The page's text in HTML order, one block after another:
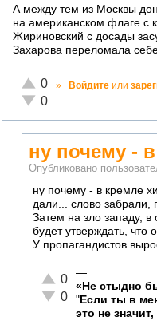
А между тем из Москвы
на американском флаге с
Жириновский с досады
Захарова переломала
Отлично!
0
Неадекватно!
0
» Войдите или
ну почему -
Опубликовано
ну почему - в кремле
дали... слово забрали,
Затем на зло западу,
будет утверждать, что
У пропагандистов
Отлично!
0
Неадекватно!
0
—
«Не стыдно
" Если ты в
это не